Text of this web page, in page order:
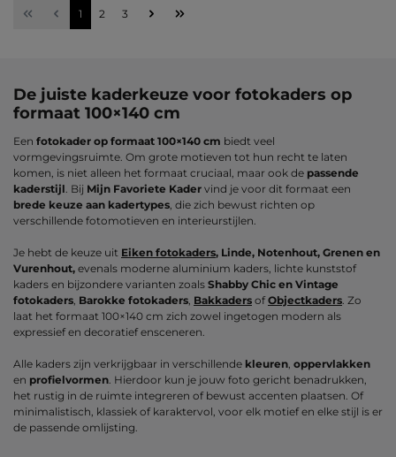
Pagina
1 Pagina
2 Pagina
3
De juiste kaderkeuze voor fotokaders op
formaat 100×140 cm
Een fotokader op formaat 100×140 cm biedt veel
vormgevingsruimte. Om grote motieven tot hun recht te laten
komen, is niet alleen het formaat cruciaal, maar ook de passende
kaderstijl . Bij Mijn Favoriete Kader vind je voor dit formaat een
brede keuze aan kadertypes , die zich bewust richten op
verschillende fotomotieven en interieurstijlen.
Je hebt de keuze uit Eiken fotokaders, Linde, Notenhout, Grenen en
Vurenhout, evenals moderne aluminium kaders, lichte kunststof
kaders en bijzondere varianten zoals Shabby Chic en Vintage
fotokaders Barokke fotokaders Bakkaders ofObjectkaders . Zo
laat het formaat 100×140 cm zich zowel ingetogen modern als
expressief en decoratief ensceneren.
Alle kaders zijn verkrijgbaar in verschillende kleuren oppervlakken
en profielvormen . Hierdoor kun je jouw foto gericht benadrukken,
het rustig in de ruimte integreren of bewust accenten plaatsen. Of
minimalistisch, klassiek of karaktervol, voor elk motief en elke stijl is er
de passende omlijsting.